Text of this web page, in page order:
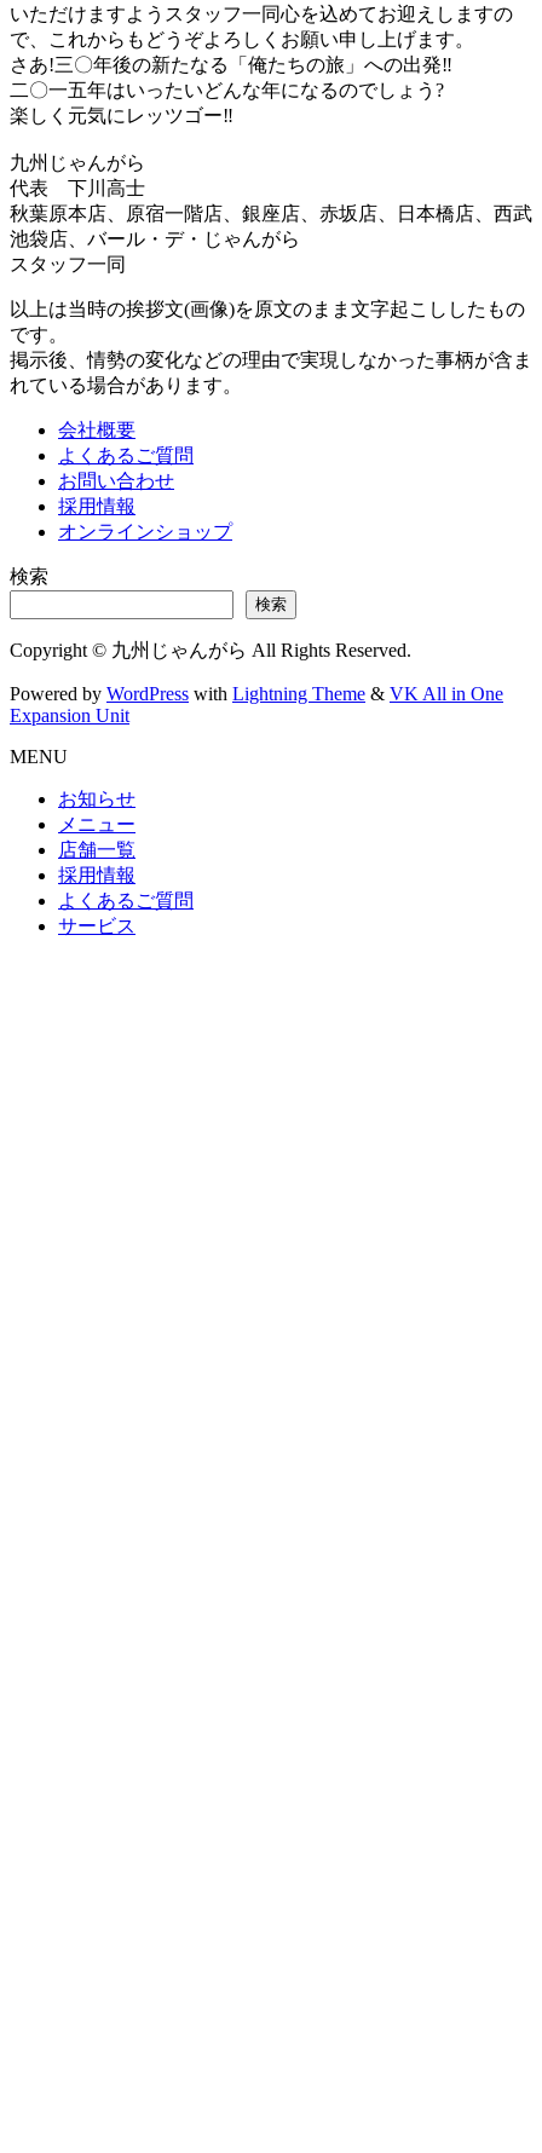
いただけますようスタッフ一同心を込めてお迎えしますの
で、これからもどうぞよろしくお願い申し上げます。
さあ!三〇年後の新たなる「俺たちの旅」への出発‼︎
二〇一五年はいったいどんな年になるのでしょう?
楽しく元気にレッツゴー‼︎
九州じゃんがら
代表 下川高士
秋葉原本店、原宿一階店、銀座店、赤坂店、日本橋店、西武
池袋店、バール・デ・じゃんがら
スタッフ一同
以上は当時の挨拶文(画像)を原文のまま文字起こししたもの
です。
掲示後、情勢の変化などの理由で実現しなかった事柄が含ま
れている場合があります。
会社概要
よくあるご質問
お問い合わせ
採用情報
オンラインショップ
検索
検索
Copyright © 九州じゃんがら All Rights Reserved.
Powered by WordPress with Lightning Theme & VK All in One
Expansion Unit
MENU
お知らせ
メニュー
店舗一覧
採用情報
よくあるご質問
サービス